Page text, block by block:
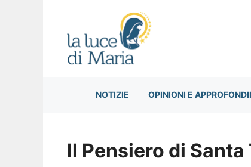
NOTIZIE OPINIONI E
Il Pensiero di